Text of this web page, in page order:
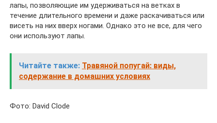
лапы, позволяющие им удерживаться на ветках в
течение длительного времени и даже раскачиваться или
висеть на них вверх ногами. Однако это не все, для чего
они используют лапы.
Читайте также: Травяной попугай: виды,
содержание в домашних условиях
Фото: David Clode